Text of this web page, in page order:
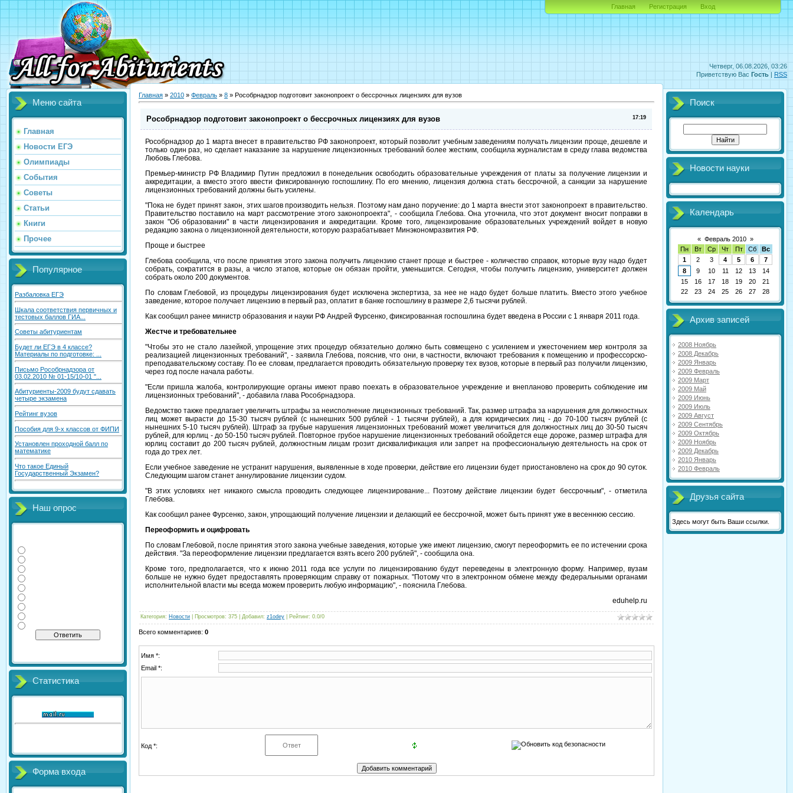
Четверг, 06.08.2026, 03:26
Приветствую Вас Гость | RSS
Главная Регистрация Вход
Меню сайта
Главная
Новости ЕГЭ
Олимпиады
События
Советы
Статьи
Книги
Прочее
Популярное
Разбаловка ЕГЭ
Шкала соответствия первичных и
тестовых баллов ГИА...
Советы абитуриентам
Будет ли ЕГЭ в 4 классе?
Материалы по подготовке: ...
Письмо Рособрнадзора от
03.02.2010 № 01-15/10-01 "...
Абитуриенты-2009 будут сдавать
четыре экзамена
Рейтинг вузов
Пособия для 9-х классов от ФИПИ
Установлен проходной балл по
математике
Что такое Единый
Государственный Экзамен?
Наш опрос
Статистика
Форма входа
Главная » 2010 » Февраль » 8 » Рособрнадзор подготовит законопроект о бессрочных лицензиях для вузов
17:19
Рособрнадзор подготовит законопроект о бессрочных лицензиях для вузов
Рособрнадзор до 1 марта внесет в правительство РФ законопроект, который позволит учебным заведениям получать лицензии проще, дешевле и
только один раз, но сделает наказание за нарушение лицензионных требований более жестким, сообщила журналистам в среду глава ведомства
Любовь Глебова.
Премьер-министр РФ Владимир Путин предложил в понедельник освободить образовательные учреждения от платы за получение лицензии и
аккредитации, а вместо этого ввести фиксированную госпошлину. По его мнению, лицензия должна стать бессрочной, а санкции за нарушение
лицензионных требований должны быть усилены.
"Пока не будет принят закон, этих шагов производить нельзя. Поэтому нам дано поручение: до 1 марта внести этот законопроект в правительство.
Правительство поставило на март рассмотрение этого законопроекта", - сообщила Глебова. Она уточнила, что этот документ вносит поправки в
закон "Об образовании" в части лицензирования и аккредитации. Кроме того, лицензирование образовательных учреждений войдет в новую
редакцию закона о лицензионной деятельности, которую разрабатывает Минэкономразвития РФ.
Проще и быстрее
Глебова сообщила, что после принятия этого закона получить лицензию станет проще и быстрее - количество справок, которые вузу надо будет
собрать, сократится в разы, а число этапов, которые он обязан пройти, уменьшится. Сегодня, чтобы получить лицензию, университет должен
собрать около 200 документов.
По словам Глебовой, из процедуры лицензирования будет исключена экспертиза, за нее не надо будет больше платить. Вместо этого учебное
заведение, которое получает лицензию в первый раз, оплатит в банке госпошлину в размере 2,6 тысячи рублей.
Как сообщил ранее министр образования и науки РФ Андрей Фурсенко, фиксированная госпошлина будет введена в России с 1 января 2011 года.
Жестче и требовательнее
"Чтобы это не стало лазейкой, упрощение этих процедур обязательно должно быть совмещено с усилением и ужесточением мер контроля за
реализацией лицензионных требований", - заявила Глебова, пояснив, что они, в частности, включают требования к помещению и профессорско-
преподавательскому составу. По ее словам, предлагается проводить обязательную проверку тех вузов, которые в первый раз получили лицензию,
через год после начала работы.
"Если пришла жалоба, контролирующие органы имеют право поехать в образовательное учреждение и внепланово проверить соблюдение им
лицензионных требований", - добавила глава Рособрнадзора.
Ведомство также предлагает увеличить штрафы за неисполнение лицензионных требований. Так, размер штрафа за нарушения для должностных
лиц может вырасти до 15-30 тысяч рублей (с нынешних 500 рублей - 1 тысячи рублей), а для юридических лиц - до 70-100 тысяч рублей (с
нынешних 5-10 тысяч рублей). Штраф за грубые нарушения лицензионных требований может увеличиться для должностных лиц до 30-50 тысяч
рублей, для юрлиц - до 50-150 тысяч рублей. Повторное грубое нарушение лицензионных требований обойдется еще дороже, размер штрафа для
юрлиц составит до 200 тысяч рублей, должностным лицам грозит дисквалификация или запрет на профессиональную деятельность на срок от
года до трех лет.
Если учебное заведение не устранит нарушения, выявленные в ходе проверки, действие его лицензии будет приостановлено на срок до 90 суток.
Следующим шагом станет аннулирование лицензии судом.
"В этих условиях нет никакого смысла проводить следующее лицензирование... Поэтому действие лицензии будет бессрочным", - отметила
Глебова.
Как сообщил ранее Фурсенко, закон, упрощающий получение лицензии и делающий ее бессрочной, может быть принят уже в весеннюю сессию.
Переоформить и оцифровать
По словам Глебовой, после принятия этого закона учебные заведения, которые уже имеют лицензию, смогут переоформить ее по истечении срока
действия. "За переоформление лицензии предлагается взять всего 200 рублей", - сообщила она.
Кроме того, предполагается, что к июню 2011 года все услуги по лицензированию будут переведены в электронную форму. Например, вузам
больше не нужно будет предоставлять проверяющим справку от пожарных. "Потому что в электронном обмене между федеральными органами
исполнительной власти мы всегда можем проверить любую информацию", - пояснила Глебова.
eduhelp.ru
Категория: Новости Просмотров: 375 | Добавил: z1odey Рейтинг: 0.0/0
Всего комментариев: 0
Имя *:
Email *:
Код *:
Поиск
Новости науки
Календарь
« Февраль 2010 »
Пн
Вт Ср Чт Пт Сб
Вс
1
2 3 4 5 6
7
8
9 10 11 12 13
14
15
16 17 18 19 20
21
22
23 24 25 26 27 28
Архив записей
2008 Ноябрь
2008 Декабрь
2009 Январь
2009 Февраль
2009 Март
2009 Май
2009 Июнь
2009 Июль
2009 Август
2009 Сентябрь
2009 Октябрь
2009 Ноябрь
2009 Декабрь
2010 Январь
2010 Февраль
Друзья сайта
Здесь могут быть Ваши ссылки.